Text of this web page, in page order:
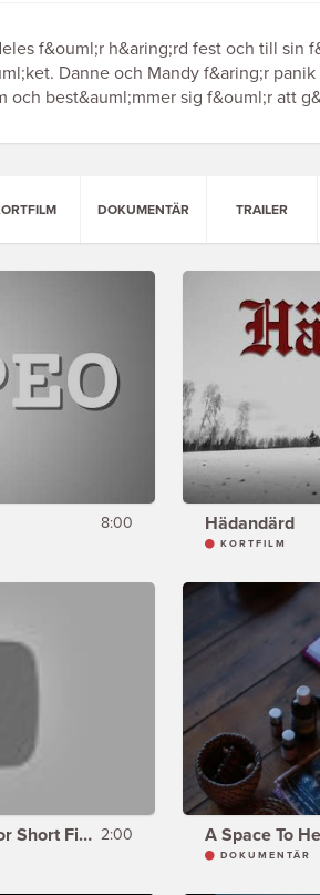
f&ouml;r h&aring;rd fest och till sin
Danne och Mandy f&aring;r
och best&auml;mmer sig f&ouml;r att
DOKUMENTÄR TRAILER
8:00 Hädandärd
KORTFILM
RÅNDA – A Swedish Folk Horror Short Film (Teaser) 2:00 A Space To
DOKUMENTÄR